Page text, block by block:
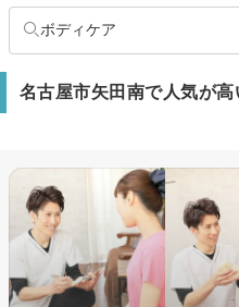
ボディケア
名古屋市矢田南で人気が